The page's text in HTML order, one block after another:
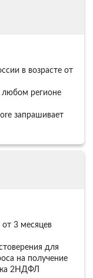
в возрасте от
любом регионе
запрашивает
3 месяцев
для
на получение
2НДФЛ